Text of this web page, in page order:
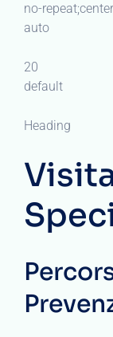
no-
auto
20
default
Heading